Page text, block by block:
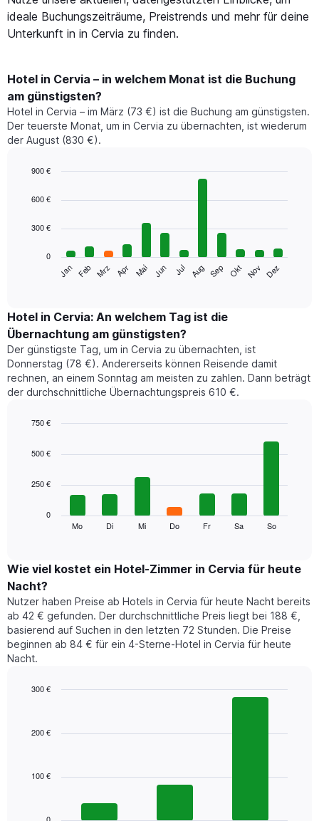
ideale Buchungszeiträume, Preistrends und mehr für deine
Unterkunft in in Cervia zu finden.
Hotel in Cervia – in welchem Monat ist die Buchung
am günstigsten?
Hotel in Cervia – im März (73 €) ist die Buchung am günstigsten.
Der teuerste Monat, um in Cervia zu übernachten, ist wiederum
der August (830 €).
chart
bars.
folgende
den
durchschnittlichen
Zimmerpreis
im
jeweiligen
Monat
an.
Diagramm
die
Monate
hat
1
Y-
Achse,
die
den
durchschnittlichen
Zimmerpreis
graphic.
Jan Feb Mrz Apr Mai Jun Jul Aug Sep Okt Nov Dez
0
300 €
600 €
900 €
Hotel in Cervia: An welchem Tag ist die
Übernachtung am günstigsten?
Der günstigste Tag, um in Cervia zu übernachten, ist
Donnerstag (78 €). Andererseits können Reisende damit
rechnen, an einem Sonntag am meisten zu zahlen. Dann beträgt
der durchschnittliche Übernachtungspreis 610 €.
chart
bars.
den
durchschnittlichen
Preis
eines
Zimmers
für
den
jeweiligen
Das
die
Mo Di Mi Do Fr Sa So
0
250 €
500 €
750 €
Wie viel kostet ein Hotel-Zimmer in Cervia für heute
Nacht?
Nutzer haben Preise ab Hotels in Cervia für heute Nacht bereits
ab 42 € gefunden. Der durchschnittliche Preis liegt bei 188 €,
basierend auf Suchen in den letzten 72 Stunden. Die Preise
beginnen ab 84 € für ein 4-Sterne-Hotel in Cervia für heute
Nacht.
with
Das
100 €
200 €
300 €